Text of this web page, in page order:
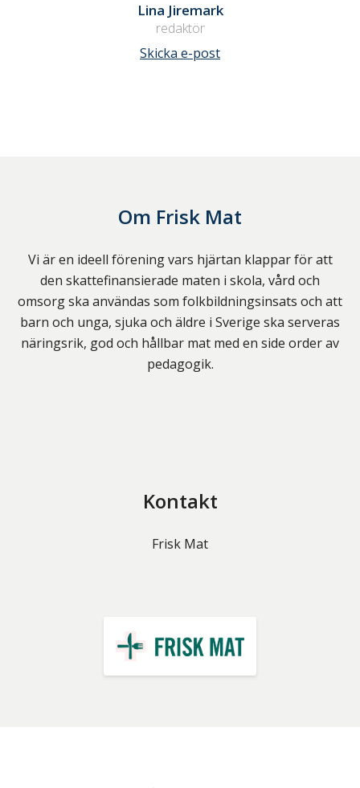
Lina Jiremark
redaktör
Skicka e-post
Om Frisk Mat
Vi är en ideell förening vars hjärtan klappar för att
den skattefinansierade maten i skola, vård och
omsorg ska användas som folkbildningsinsats och att
barn och unga, sjuka och äldre i Sverige ska serveras
näringsrik, god och hållbar mat med en side order av
pedagogik.
Kontakt
Frisk Mat